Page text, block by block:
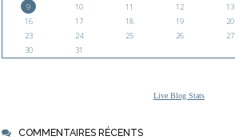
9
10 11 12 13
16
17 18 19 20
23
24 25 26 27
30
31
Live Blog Stats
COMMENTAIRES RÉCENTS